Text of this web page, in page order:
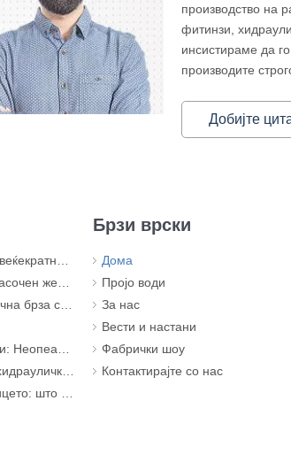
производство на
фитинзи,
инсистираме да
производите
Добијте
под висок притисок
притисок – KHB-G3/4
спојка
систем за цевки
(со визуелни докази)
за квалитетот
Брзи врски
Дома
Пројо води
За нас
Вести и настани
Фабрички шоу
Контактирајте со нас